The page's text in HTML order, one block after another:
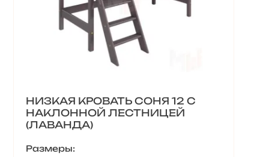
НИЗКАЯ КРОВАТЬ СОНЯ 12 С
НАКЛОННОЙ ЛЕСТНИЦЕЙ
(ЛАВАНДА)
Размеры: